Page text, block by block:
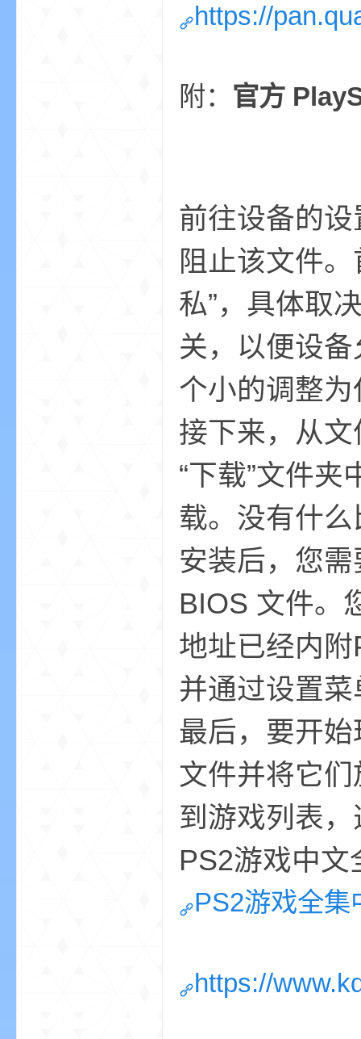
https://
附： 官方
前往设备的
阻止该文件。
私”，具体取
关，以便设
个小的调整
接下来，从
“下载”文件夹
载。没有什
安装后，您
BIOS 文件。
地址已经内
并通过设置
最后，要开
文件并将它
到游戏列表
PS2游戏中
PS2游戏全集
https://